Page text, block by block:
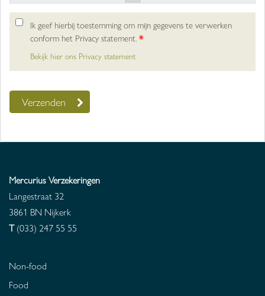
Ik geef hierbij toestemming om mijn gegevens te verwerken
conform het Privacy statement.*
Bekijk hier ons Privacy statement
Mercurius Verzekeringen
Langestraat 32
3861 BN Nijkerk
T (033) 247 55 55
Non-food
Food